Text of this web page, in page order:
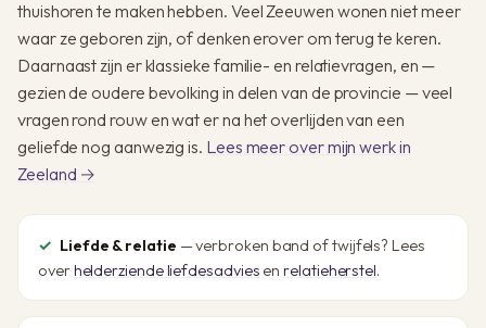
thuishoren te maken hebben. Veel Zeeuwen wonen niet meer
waar ze geboren zijn, of denken erover om terug te keren.
Daarnaast zijn er klassieke familie- en relatievragen, en —
gezien de oudere bevolking in delen van de provincie — veel
vragen rond rouw en wat er na het overlijden van een
geliefde nog aanwezig is. Lees meer over mijn werk in
Zeeland →
Liefde & relatie — verbroken band of twijfels? Lees
overhelderziende liefdesadvies enrelatieherstel.